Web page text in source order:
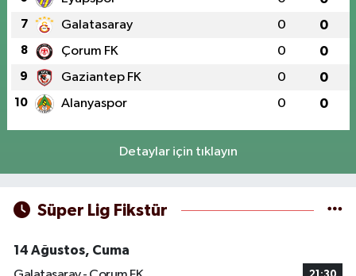
7 Galatasaray 0 0
8 Çorum FK 0 0
9 Gaziantep FK 0 0
10 Alanyaspor 0 0
Detaylar için tıklayın
Süper Lig Fikstür
14 Ağustos, Cuma